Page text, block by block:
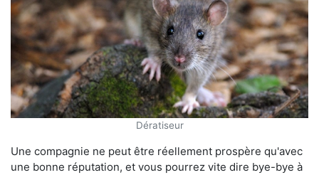
Dératiseur
Une compagnie ne peut être réellement prospère qu'avec
une bonne réputation, et vous pourrez vite dire bye-bye à